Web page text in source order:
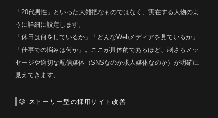
「20代男性」といった大雑把なものではなく、実在する人物のよ
うに詳細に設定します。
「休日は何をしているか」「どんなWebメディアを見ているか」
「仕事での悩みは何か」。ここが具体的であるほど、刺さるメッ
セージや適切な配信媒体（SNSなのか求人媒体なのか）が明確に
見えてきます。
③ ストーリー型の採用サイト改善